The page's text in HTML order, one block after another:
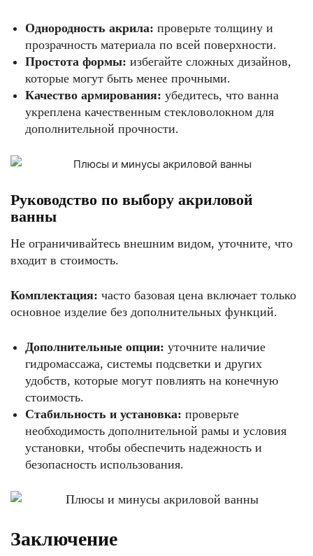
Однородность акрила: проверьте толщину и
прозрачность материала по всей поверхности.
Простота формы: избегайте сложных дизайнов,
которые могут быть менее прочными.
Качество армирования: убедитесь, что ванна
укреплена качественным стекловолокном для
дополнительной прочности.
Руководство по выбору акриловой
ванны
Не ограничивайтесь внешним видом, уточните, что
входит в стоимость.
Комплектация: часто базовая цена включает только
основное изделие без дополнительных функций.
Дополнительные опции: уточните наличие
гидромассажа, системы подсветки и других
удобств, которые могут повлиять на конечную
стоимость.
Стабильность и установка: проверьте
необходимость дополнительной рамы и условия
установки, чтобы обеспечить надежность и
безопасность использования.
Заключение